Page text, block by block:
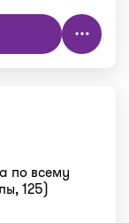
по всему
125)